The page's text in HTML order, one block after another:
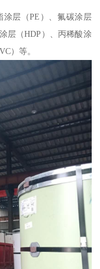
层（PE）、氟碳涂层
层（HDP）、丙稀酸涂
）等。